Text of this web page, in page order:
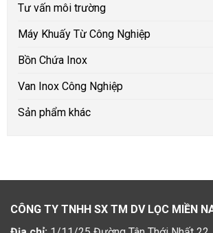
Tư vấn môi trường
Máy Khuấy Từ Công Nghiệp
Bồn Chứa Inox
Van Inox Công Nghiệp
Sản phẩm khác
CÔNG TY TNHH SX TM DV LỌC MIỀN